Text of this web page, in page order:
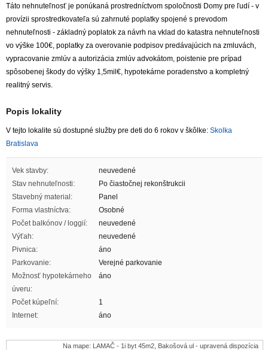
Táto nehnuteľnosť je ponúkaná prostredníctvom spoločnosti Domy pre ľudí - v
provízii sprostredkovateľa sú zahrnuté poplatky spojené s prevodom
nehnuteľnosti - základný poplatok za návrh na vklad do katastra nehnuteľnosti
vo výške 100€, poplatky za overovanie podpisov predávajúcich na zmluvách,
vypracovanie zmlúv a autorizácia zmlúv advokátom, poistenie pre prípad
spôsobenej škody do výšky 1,5mil€, hypotekárne poradenstvo a kompletný
realitný servis.
Popis lokality
V tejto lokalite sú dostupné služby pre deti do 6 rokov v škôlke: Skolka
Bratislava
Vek stavby:
neuvedené
Stav nehnuteľnosti:
Po čiastočnej rekonštrukcii
Stavebný material:
Panel
Forma vlastníctva:
Osobné
Počet balkónov / loggií:
neuvedené
Výťah:
neuvedené
Pivnica:
áno
Parkovanie:
Verejné parkovanie
Možnosť hypotekárneho
úveru:
áno
Počet kúpeľní:
1
Internet:
áno
Na mape: LAMAČ - 1i byt 45m2, Bakošová ul - upravená dispozícia